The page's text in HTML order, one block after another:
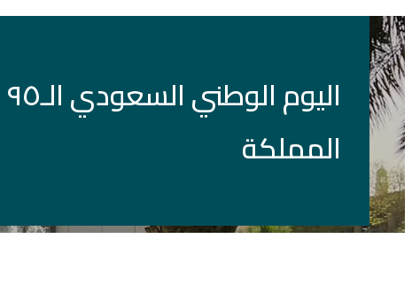
المملكة